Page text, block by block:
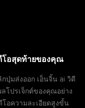
โอสุดท้ายของคุณ
ปุ่มส่งออก เอ็นจิ้น ai วิดี
โปรเจ็กต์ของคุณอย่าง
อความละเอียดสูงขั้น